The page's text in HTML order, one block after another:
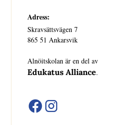
Adress:
Skravsättsvägen 7
865 51 Ankarsvik
Alnöitskolan är en del av
Edukatus Alliance.